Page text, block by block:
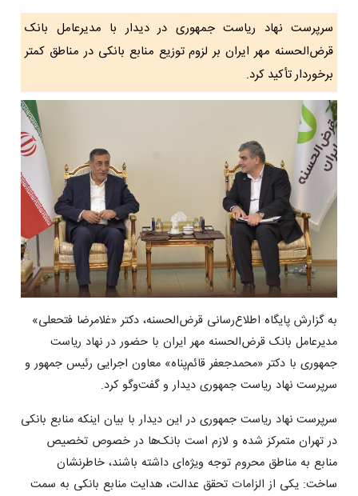
سرپرست نهاد ریاست جمهوری در دیدار با مدیرعامل بانک
قرض‌الحسنه مهر ایران بر لزوم توزیع منابع بانکی در مناطق کمتر
برخوردار تأکید کرد.
به گزارش پایگاه اطلاع‌رسانی قرض‌الحسنه، دکتر «غلامرضا فتحعلی»
مدیرعامل بانک قرض‌الحسنه مهر ایران با حضور در نهاد ریاست
جمهوری با دکتر «محمدجعفر قائم‌پناه» معاون اجرایی رئیس جمهور و
سرپرست نهاد ریاست جمهوری دیدار و گفت‌وگو کرد.
سرپرست نهاد ریاست جمهوری در این دیدار با بیان اینکه منابع بانکی
در تهران متمرکز شده و لازم است بانک‌ها در خصوص تخصیص
منابع به مناطق محروم توجه ویژه‌ای داشته باشند، خاطرنشان
ساخت: یکی از الزامات تحقق عدالت، هدایت منابع بانکی به سمت